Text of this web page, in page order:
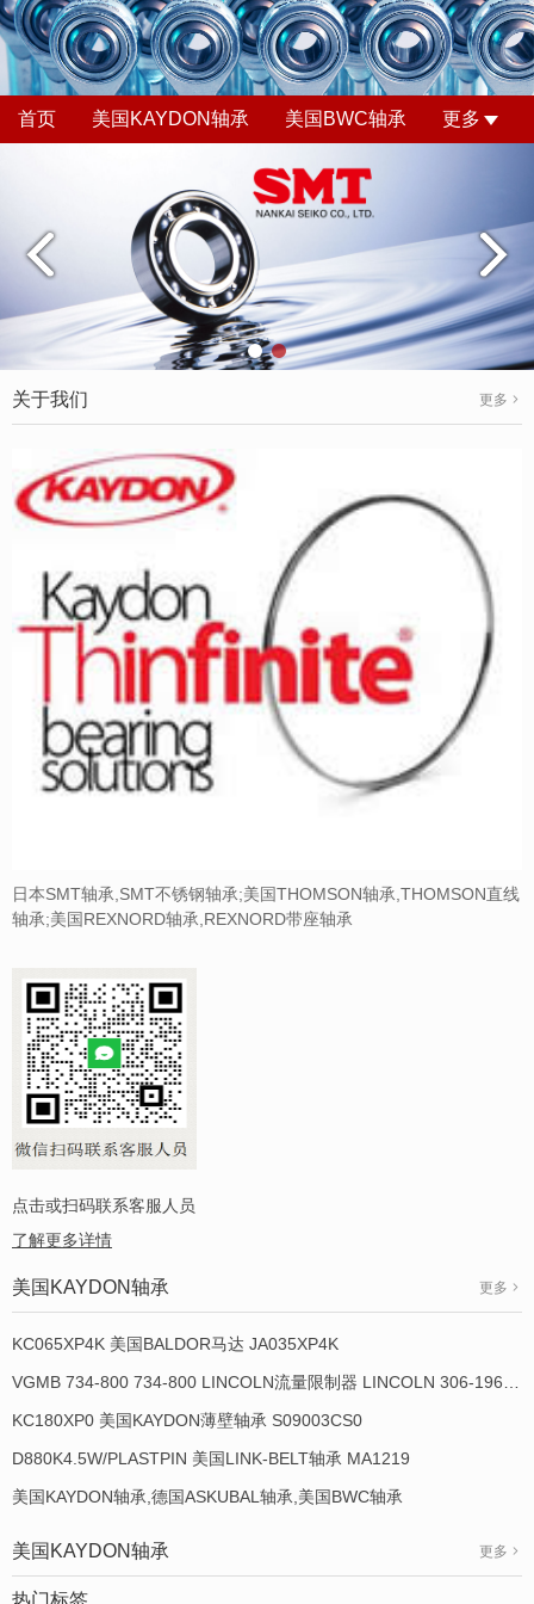
首页 美国KAYDON轴承 美国BWC轴承 更多
关于我们 更多
日本SMT轴承,SMT不锈钢轴承;美国THOMSON轴承,THOMSON直线
轴承;美国REXNORD轴承,REXNORD带座轴承
点击或扫码联系客服人员
了解更多详情
美国KAYDON轴承 更多
KC065XP4K 美国BALDOR马达 JA035XP4K
KC180XP0 美国KAYDON薄壁轴承 S09003CS0
D880K4.5W/PLASTPIN 美国LINK-BELT轴承 MA1219
美国KAYDON轴承,德国ASKUBAL轴承,美国BWC轴承
美国KAYDON轴承 更多
热门标签